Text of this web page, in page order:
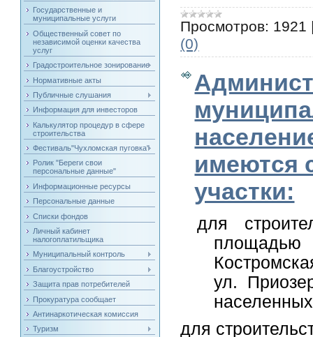
Государственные и
муниципальные услуги
Общественный совет по
независимой оценки качества
услуг
Градостроительное зонирование
Нормативные акты
Публичные слушания
Информация для инвесторов
Калькулятор процедур в сфере
строительства
Фестиваль"Чухломская пуговка"
Ролик "Береги свои
персональные данные"
Информационные ресурсы
Персональные данные
Списки фондов
Личный кабинет
налогоплатильщика
Муниципальный контроль
Благоустройство
Защита прав потребителей
Прокуратура сообщает
Антинаркотическая комиссия
Туризм
Просмотров: 1921
(0)
имеются
участки:
для
ул.
для